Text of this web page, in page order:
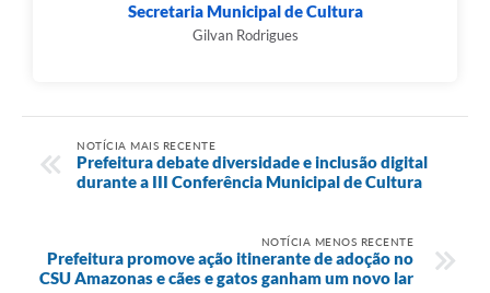
Secretaria Municipal de Cultura
Gilvan Rodrigues
NOTÍCIA MAIS RECENTE
Prefeitura debate diversidade e inclusão digital
durante a III Conferência Municipal de Cultura
NOTÍCIA MENOS RECENTE
Prefeitura promove ação itinerante de adoção no
CSU Amazonas e cães e gatos ganham um novo lar